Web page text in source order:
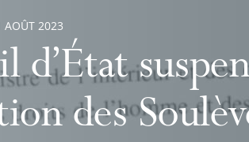
d’État
des
AOÛT 2023